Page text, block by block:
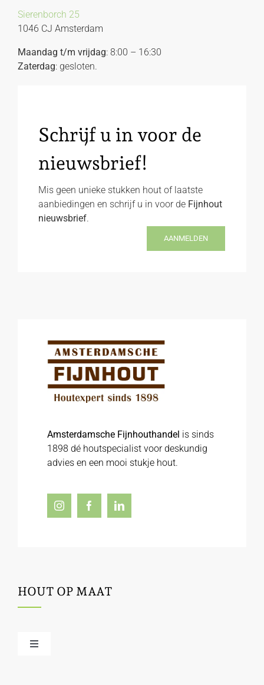
Sierenborch 25
1046 CJ Amsterdam
Maandag t/m vrijdag: 8:00 – 16:30
Zaterdag: gesloten.
Schrijf u in voor de
nieuwsbrief!
Mis geen unieke stukken hout of laatste
aanbiedingen en schrijf u in voor de Fijnhout
nieuwsbrief.
AANMELDEN
Amsterdamsche Fijnhouthandel is sinds
1898 dé houtspecialist voor deskundig
advies en een mooi stukje hout.
HOUT OP MAAT
Toggle